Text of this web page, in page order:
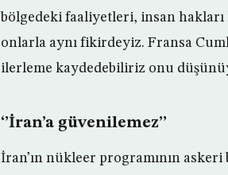
bölgedeki faaliyetleri, insan
onlarla aynı fikirdeyiz. Fransa
ilerleme kaydedebiliriz onu
‘’İran’a güvenilemez’’
İran’ın nükleer programının